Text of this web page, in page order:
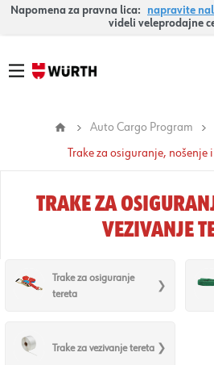
Napomena za pravna lica: napravite
videli veleprodajne
Auto Cargo Program
Trake za osiguranje, nošenje
TRAKE ZA
VEZIVANJE
Trake za osiguranje
tereta
Trake za vezivanje tereta